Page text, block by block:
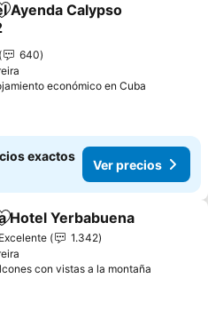
Agregar a favoritos
Ayenda Calypso
640
económico en Cuba
exactos
Ver precios
Agregar a favoritos
Hotel Yerbabuena
Excelente
1.342
con vistas a la montaña